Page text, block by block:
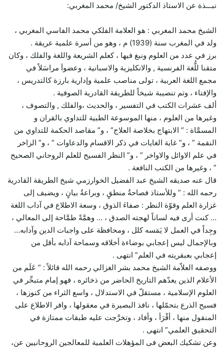
نبـــذة عن الاستاذ الدكتور الشيخ/ محمد المغربي:
الشيخ محمد المغربي : هو العلامة الفلكي محمد الفاسي المغربي ،
ولد في المغرب سنة (1939) م ، وهو من أسرة علمية عريقة .
برز في عدد من العلوم ونبغ فيها ، كعلم الشريعة واللغة والفلك ، وكان
متقنا للُّغة الفرنسية , والانكليزية والاسبانية ، وعضواَ مراسَلاً في
مجمع اللغة العربية ، تولى مناصب علمية وإدارية بارزة كالتدريس ،
والإفتاء ، وتم تنصيبة شيخاً للطريقة القادرية الصوفية .
ألف عشرات الكتب في التفسير ، والحديث ،والفلك , والتصوف ،
وغيرها من العلوم ، منها الموسوعة الطبية للتداوي بالقران و
المسمَّاة : ” الابتهاج بخلاصة العلاج” ، و” مقاصد الحكمة للتداوي من
النقمة ” ، و” غاية الغايات في ذكر الاقسام والدعاوات ” ، و” الزاخر
في علم الاوائل والاواخر ” ، و” النظر الفسيح للعلم الروحاني الصحيح
” ، وغيرها من الكتب النافعة .
قال عنه صديقه الشيخ عبد الفضيل الخوارزمي شيخ الطريقة القادرية
رحمه الله : ” وللأستاذ فصاحةُ منطقٍ ، وبراعةُ بيانٍ ، ويضيف إلى
غزارة العلم وقوّة النظر : صفاءَ الذوق ، وسعة الاطلاع في آداب اللغة
… كنت أرى فيه لساناً لهجته الصدق ، … وهمَّةً طمَّاحة إلى المعالي ،
وجِداً في العمل لا يَمَسه كلل ، ومحافظة على واجبات الدين وآدابه…
وبالإجمال ليس إعجابي بوضاءة أخلاقه وسماحة آدابه بأقل من
إعجابي بعبقريته في العلم” انتهى .
ووصفه العلاّمة الشيخ محمد بشر الغزالي رحمه الله قائلاً : ” عَلَم من
الأعلام الذين يعدّهم التاريخ الحاضر من ذخائره ، فهو إمام متبحِّر في
العلوم الإسلامية ، مستقلّ في الاستدلال ، واسع الثراء من كنوزها ،
فسيح الذرع بتحمّلها ، نافذ البصيرة في معقولها ، وافر الاطلاع على
المنقول منها ، أقْرَأ ، وأفاد ، وتخرَّجت عليه طبقات ممتازة في
التحقيق العلمي” انتهى .
وعن تشكيك البعض فى المؤهلات العلمية للمعالجين الروحانيين عن،